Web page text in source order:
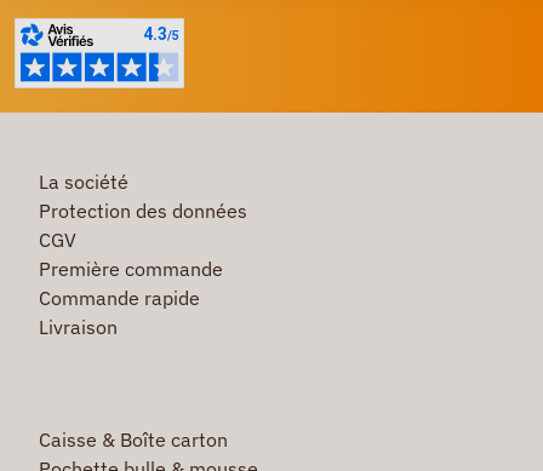
La société
Protection des données
CGV
Première commande
Commande rapide
Livraison
Caisse & Boîte carton